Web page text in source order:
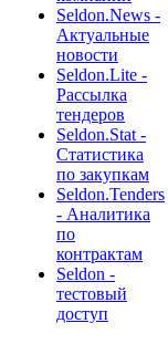
Seldon.News -
Актуальные
новости
Seldon.Lite -
Рассылка
тендеров
Seldon.Stat -
Статистика
по закупкам
Seldon.Tenders
- Аналитика
по
контрактам
Seldon -
тестовый
доступ